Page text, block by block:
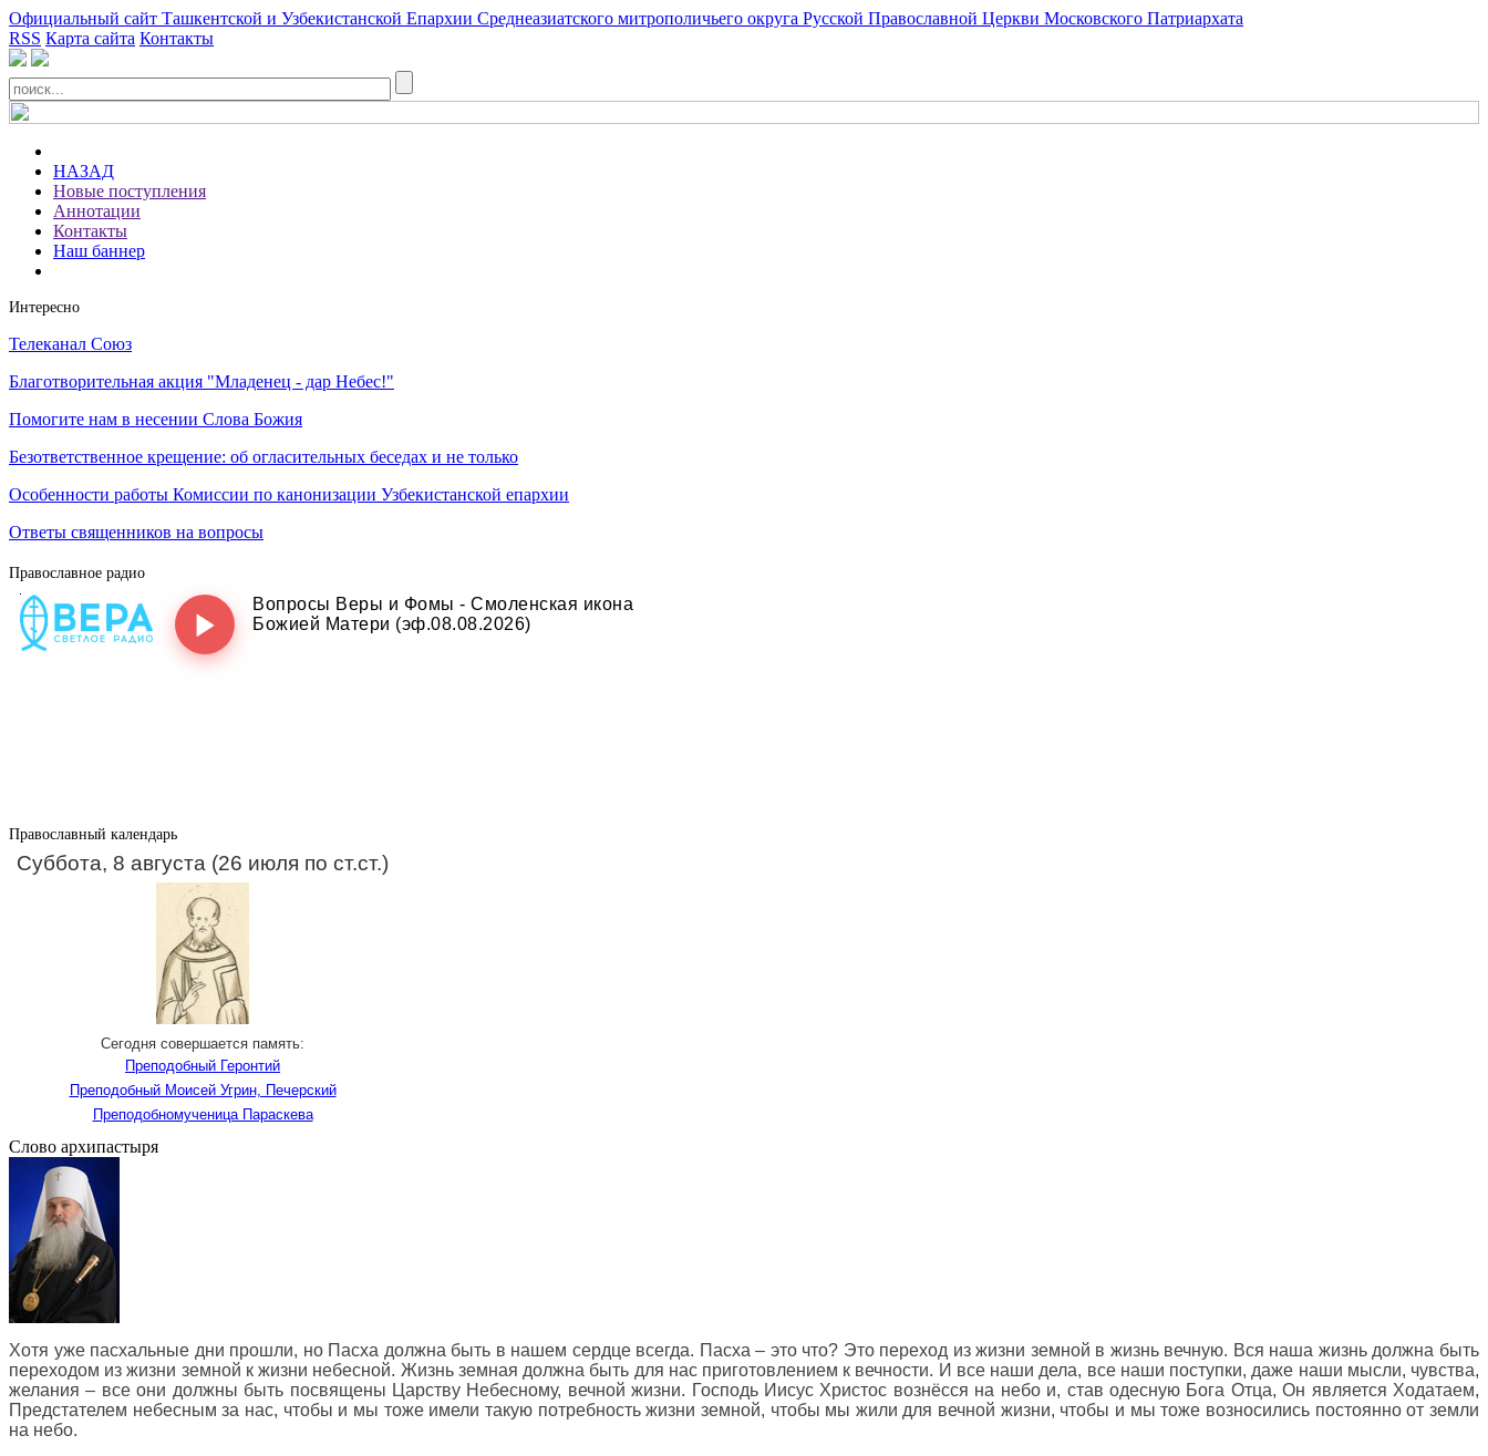
Официальный сайт Ташкентской и Узбекистанской Епархии Среднеазиатского митрополичьего округа Русской Православной Церкви Московского Патриархата
RSS Карта сайта Контакты
НАЗАД
Новые поступления
Аннотации
Контакты
Наш баннер
Интересно
Телеканал Союз
Благотворительная акция "Младенец - дар Небес!"
Помогите нам в несении Слова Божия
Безответственное крещение: об огласительных беседах и не только
Особенности работы Комиссии по канонизации Узбекистанской епархии
Ответы священников на вопросы
Православное радио
Православный календарь
Суббота, 8 августа (26 июля по ст.ст.)
Сегодня совершается память:
Преподобный Геронтий
Преподобный Моисей Угрин, Печерский
Преподобномученица Параскева
Слово архипастыря
Хотя уже пасхальные дни прошли, но Пасха должна быть в нашем сердце всегда. Пасха – это что? Это переход из жизни земной в жизнь вечную. Вся наша жизнь должна быть
переходом из жизни земной к жизни небесной. Жизнь земная должна быть для нас приготовлением к вечности. И все наши дела, все наши поступки, даже наши мысли, чувства,
желания – все они должны быть посвящены Царству Небесному, вечной жизни. Господь Иисус Христос вознёсся на небо и, став одесную Бога Отца, Он является Ходатаем,
Предстателем небесным за нас, чтобы и мы тоже имели такую потребность жизни земной, чтобы мы жили для вечной жизни, чтобы и мы тоже возносились постоянно от земли
на небо.